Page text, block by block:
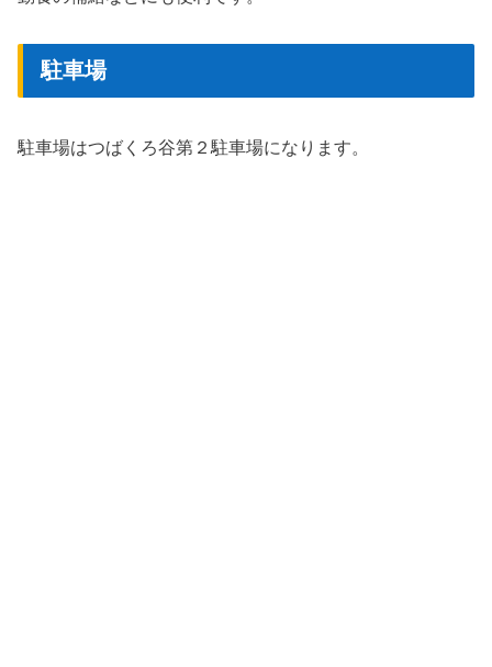
駐車場
駐車場はつばくろ谷第２駐車場になります。